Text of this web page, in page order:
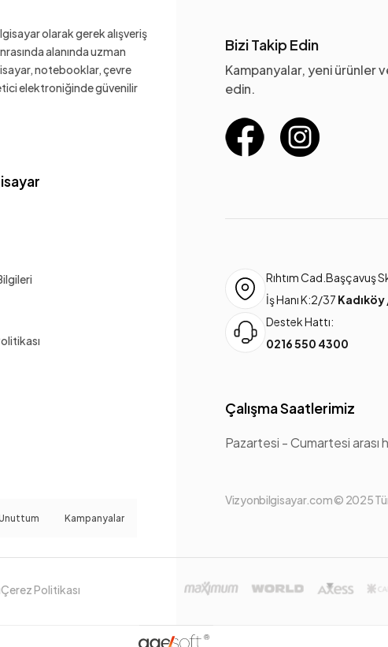
olarak gerek alışveriş
alanında uzman
notebooklar, çevre
elektroniğinde güvenilir
Kampanyalar
Bizi Takip Edin
Kampanyalar, yeni ürünler
edin.
Rıhtım Cad.Başçavuş
İş Hanı K:2/37 Kadıköy
Destek Hattı:
0216 550 4300
Çalışma Saatlerimiz
Pazartesi - Cumartesi
Vizyonbilgisayar.com © 2025
Çerez Politikası